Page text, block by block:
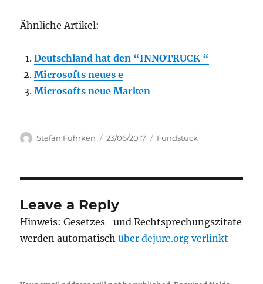
Ähnliche Artikel:
Deutschland hat den “INNOTRUCK “
Microsofts neues e
Microsofts neue Marken
Author
Stefan Fuhrken
Posted
23/06/2017 Categories
Fundstück
Leave a Reply
Hinweis: Gesetzes- und Rechtsprechungszitate
werden automatischüber dejure.org verlinkt